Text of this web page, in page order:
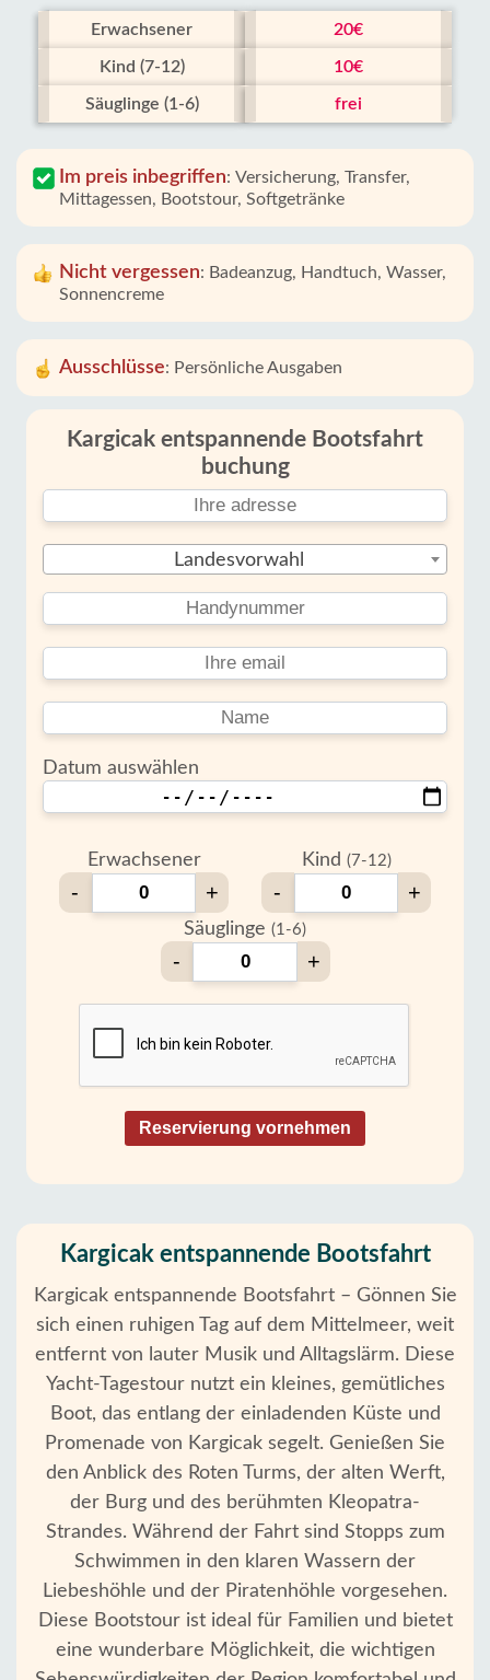
Startseite
Erwachsener 20€
Kind (7-12) 10€
Säuglinge (1-6) frei
Im preis inbegriffen: Versicherung, Transfer,
Mittagessen, Bootstour, Softgetränke
Nicht vergessen: Badeanzug, Handtuch, Wasser,
Sonnencreme
Ausschlüsse: Persönliche Ausgaben
Kargicak entspannende Bootsfahrt
buchung
Landesvorwahl
Datum auswählen
Erwachsener
- +
Kind (7-12)
- +
Säuglinge (1-6)
- +
Reservierung vornehmen
Kargicak entspannende Bootsfahrt
Kargicak entspannende Bootsfahrt – Gönnen Sie
sich einen ruhigen Tag auf dem Mittelmeer, weit
entfernt von lauter Musik und Alltagslärm. Diese
Yacht-Tagestour nutzt ein kleines, gemütliches
Boot, das entlang der einladenden Küste und
Promenade von Kargicak segelt. Genießen Sie
den Anblick des Roten Turms, der alten Werft,
der Burg und des berühmten Kleopatra-
Strandes. Während der Fahrt sind Stopps zum
Schwimmen in den klaren Wassern der
Liebeshöhle und der Piratenhöhle vorgesehen.
Diese Bootstour ist ideal für Familien und bietet
eine wunderbare Möglichkeit, die wichtigen